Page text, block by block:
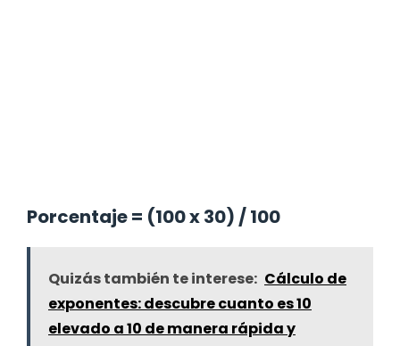
Porcentaje = (100 x 30) / 100
Quizás también te interese: Cálculo de
exponentes: descubre cuanto es 10
elevado a 10 de manera rápida y